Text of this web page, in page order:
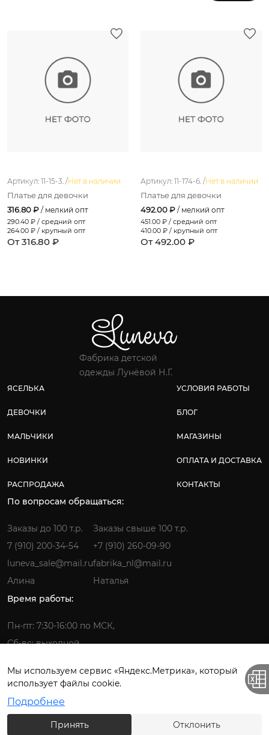
Артикул: 11-15-3. /Нет в наличии
Платье для девочки
316.80 ₽ / мелкий опт
290.40 ₽ / средний опт
264.00 ₽ / крупный опт
От 316.80 ₽
Артикул: 11-174-6. /Нет в наличии
Платье для девочки
492.00 ₽ / мелкий опт
451.00 ₽ / средний опт
410.00 ₽ / крупный опт
От 492.00 ₽
Фабрика детской
одежды Лунёвой Н.Г.
ЯСЕЛЬКА
ДЕВОЧКИ
МАЛЬЧИКИ
НОВИНКИ
РАСПРОДАЖА
УСЛОВИЯ РАБОТЫ
БЛОГ
МАГАЗИНЫ
ОПЛАТА И ДОСТАВКА
КОНТАКТЫ
По вопросам обращаться:
Заказы до 100 т.р.
7 (910) 200-34-54
luneva_sale@mail.ru
Алина
Заказы свыше 100 т.р.
+7 (910) 260-09-90
fabrika_nl@mail.ru
Наталья
Время работы:
Пн-пт: 7:30-16:00 по МСК,
Сб-вс: выходной
Фабрика детской одежды © 2026.
Мы используем сервис «Яндекс.Метрика», который
использует файлы cookie.
Подробнее
Принять Отклонить